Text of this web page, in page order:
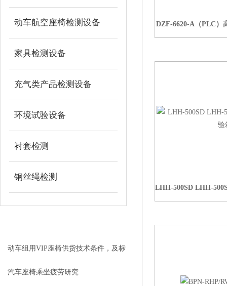
动车航空座椅检测设备
家具检测设备
充气类产品检测设备
环境试验设备
衬套检测
钢丝绳检测
动车组用VIP座椅供货技术条件，及标
准TB/T3263标准
汽车座椅乘坐疲劳研究
DZF-6620-A（PLC）
LHH-500SD LHH-